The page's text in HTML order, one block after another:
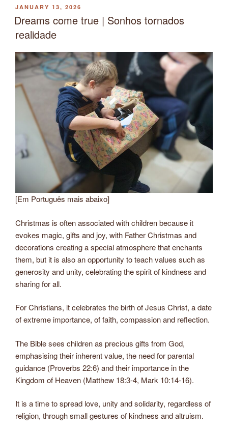
POSTED
ON
JANUARY 13, 2026
Dreams come true | Sonhos tornados
realidade
[Em Português mais abaixo]
Christmas is often associated with children because it
evokes magic, gifts and joy, with Father Christmas and
decorations creating a special atmosphere that enchants
them, but it is also an opportunity to teach values such as
generosity and unity, celebrating the spirit of kindness and
sharing for all.
For Christians, it celebrates the birth of Jesus Christ, a date
of extreme importance, of faith, compassion and reflection.
The Bible sees children as precious gifts from God,
emphasising their inherent value, the need for parental
guidance (Proverbs 22:6) and their importance in the
Kingdom of Heaven (Matthew 18:3-4, Mark 10:14-16).
It is a time to spread love, unity and solidarity, regardless of
religion, through small gestures of kindness and altruism.